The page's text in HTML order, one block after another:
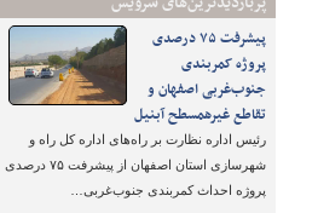
پیشرفت ۷۵ درصدی
پروژه کمربندی
جنوب‌غربی اصفهان و
تقاطع غیرهمسطح آبنیل
رئیس اداره نظارت بر راه‌های اداره کل راه و
شهرسازی استان اصفهان از پیشرفت ۷۵ درصدی
پروژه احداث کمربندی جنوب‌غربی…